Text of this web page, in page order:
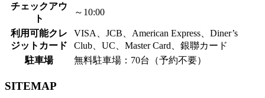
チェックアウ
ト
～10:00
利用可能クレ
ジットカード
VISA、JCB、American Express、Diner’s
Club、UC、Master Card、銀聯カード
駐車場
無料駐車場：70台（予約不要）
SITEMAP